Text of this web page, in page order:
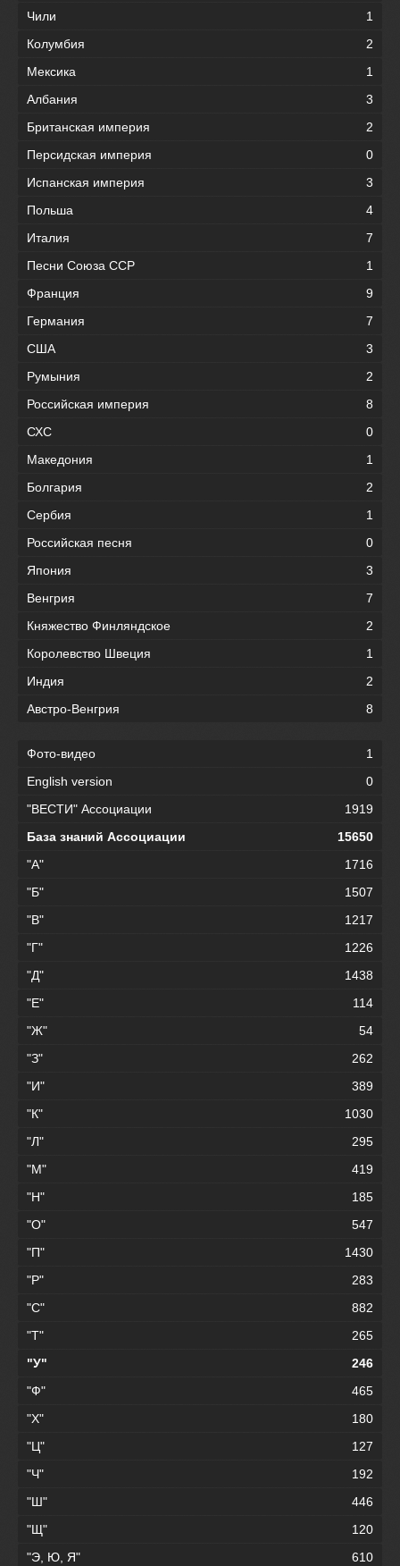
Чили
1
Колумбия
2
Мексика
1
Албания
3
Британская империя
2
Персидская империя
0
Испанская империя
3
Польша
4
Италия
7
Песни Союза ССР
1
Франция
9
Германия
7
США
3
Румыния
2
Российская империя
8
СХС
0
Македония
1
Болгария
2
Сербия
1
Российская песня
0
Япония
3
Венгрия
7
Княжество Финляндское
2
Королевство Швеция
1
Индия
2
Австро-Венгрия
8
Фото-видео
1
English version
0
"ВЕСТИ" Ассоциации
1919
База знаний Ассоциации
15650
"А"
1716
"Б"
1507
"В"
1217
"Г"
1226
"Д"
1438
"Е"
114
"Ж"
54
"З"
262
"И"
389
"К"
1030
"Л"
295
"М"
419
"Н"
185
"О"
547
"П"
1430
"Р"
283
"С"
882
"Т"
265
"У"
246
"Ф"
465
"Х"
180
"Ц"
127
"Ч"
192
"Ш"
446
"Щ"
120
"Э, Ю, Я"
610